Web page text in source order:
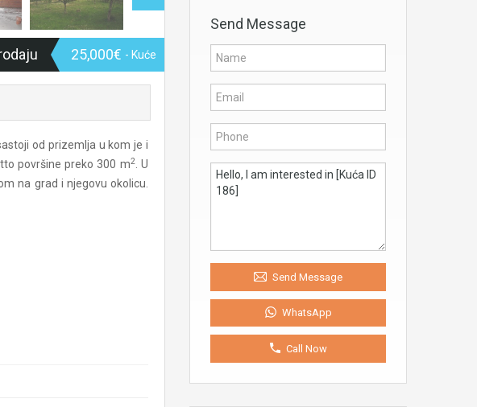
25,000€ - Kuće
od prizemlja u kom je i
površine preko 300 m2. U
na grad i njegovu okolicu.
Send Message
Send Message
WhatsApp
Call Now